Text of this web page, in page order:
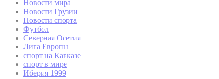
Новости мира
Новости Грузии
Новости спорта
Футбол
Северная Осетия
Лига Европы
спорт на Кавказе
спорт в мире
Иберия 1999